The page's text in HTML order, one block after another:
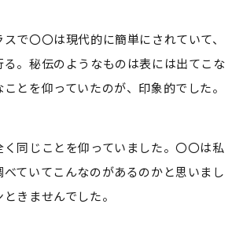
で〇〇は現代的に簡単にされていて、
る。秘伝のようなものは表には出てこな
とを仰っていたのが、印象的でした。
同じことを仰っていました。〇〇は私
ていてこんなのがあるのかと思いまし
きませんでした。